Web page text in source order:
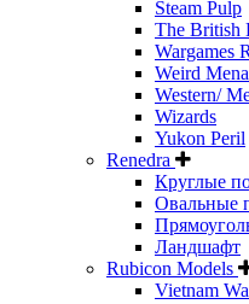
Steam Pulp
The British
Wargames
Weird
Western/
Wizards
Yukon Peril
Renedra
Круглые
Овальные
Ландшафт
Rubicon Models
Vietnam